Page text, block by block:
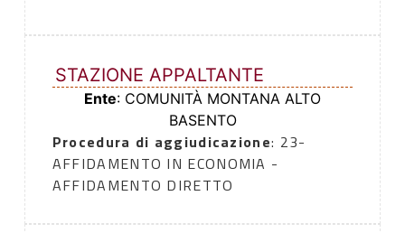
STAZIONE APPALTANTE
Ente: COMUNITÀ MONTANA ALTO
BASENTO
Procedura di aggiudicazione: 23-
AFFIDAMENTO IN ECONOMIA -
AFFIDAMENTO DIRETTO